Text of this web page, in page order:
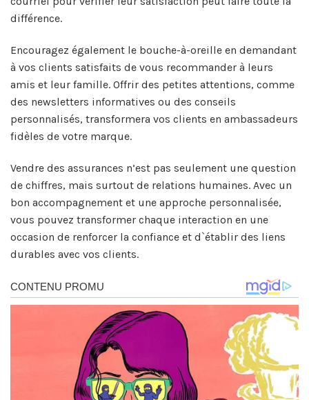
différence.
Encouragez également le bouche-à-oreille en demandant
à vos clients satisfaits de vous recommander à leurs
amis et leur famille. Offrir des petites attentions, comme
des newsletters informatives ou des conseils
personnalisés, transformera vos clients en ambassadeurs
fidèles de votre marque.
Vendre des assurances n’est pas seulement une question
de chiffres, mais surtout de relations humaines. Avec un
bon accompagnement et une approche personnalisée,
vous pouvez transformer chaque interaction en une
occasion de renforcer la confiance et d`établir des liens
durables avec vos clients.